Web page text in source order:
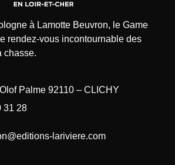
à Lamotte Beuvron, le Game
rendez-vous incontournable des
chasse.
Palme 92110 – CLICHY
31 28
lariviere.com